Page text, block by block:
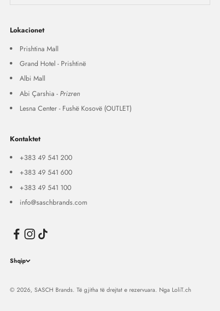
Lokacionet
Prishtina Mall
Grand Hotel - Prishtinë
Albi Mall
Abi Çarshia - Prizren
Lesna Center - Fushë Kosovë (OUTLET)
Kontaktet
+383 49 541 200
+383 49 541 600
+383 49 541 100
info@saschbrands.com
Shqip
© 2026, SASCH Brands. Të gjitha të drejtat e rezervuara. Nga LoliT.ch